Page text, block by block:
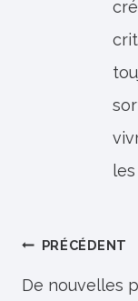
de
PRÉCÉDENT
De nouvelles